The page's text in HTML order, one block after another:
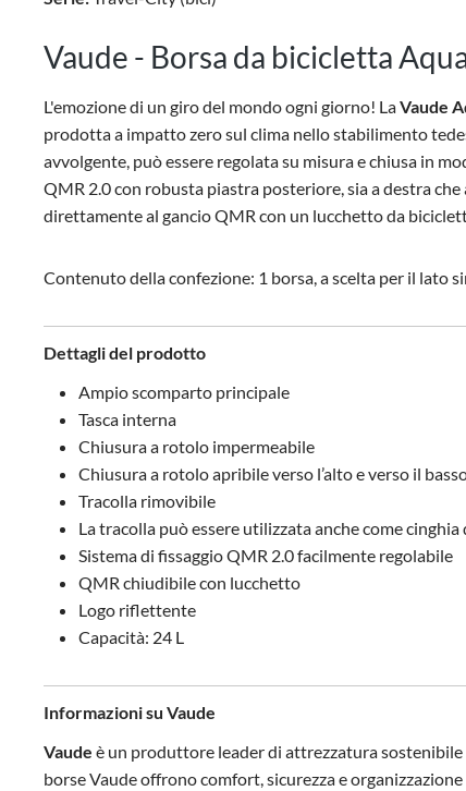
Vaude - Borsa da bicicletta
L'emozione di un giro del mondo ogni giorno! LaVaude
prodotta a impatto zero sul clima nello stabilimento
avvolgente, può essere regolata su misura e chiusa in
QMR 2.0 con robusta piastra posteriore, sia a destra
direttamente al gancio QMR con un lucchetto da
Contenuto della confezione: 1 borsa, a scelta per il lato
Dettagli del prodotto
Ampio scomparto principale
Tasca interna
Chiusura a rotolo impermeabile
Chiusura a rotolo apribile verso l’alto e verso il
Tracolla rimovibile
La tracolla può essere utilizzata anche come cinghia
Sistema di fissaggio QMR 2.0 facilmente regolabile
QMR chiudibile con lucchetto
Logo riflettente
Capacità: 24 L
Informazioni su Vaude
Vaude è un produttore leader di attrezzatura sostenibile
borse Vaude offrono comfort, sicurezza e